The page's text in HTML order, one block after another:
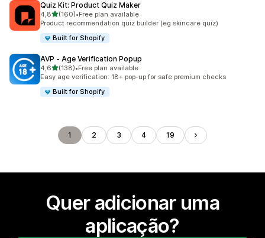
Quiz Kit: Product Quiz Maker
4,8de 5 estrelas
(160)
160 total de avaliações
•Free plan available
Product recommendation quiz builder (eg skincare quiz)
Built for Shopify
AVP ‑ Age Verification Popup
4,6de 5 estrelas
(138)
138 total de avaliações
•Free plan available
Easy age verification: 18+ pop-up for safe premium checks
Built for Shopify
1 2 3 4 19
Quer adicionar uma
aplicação?